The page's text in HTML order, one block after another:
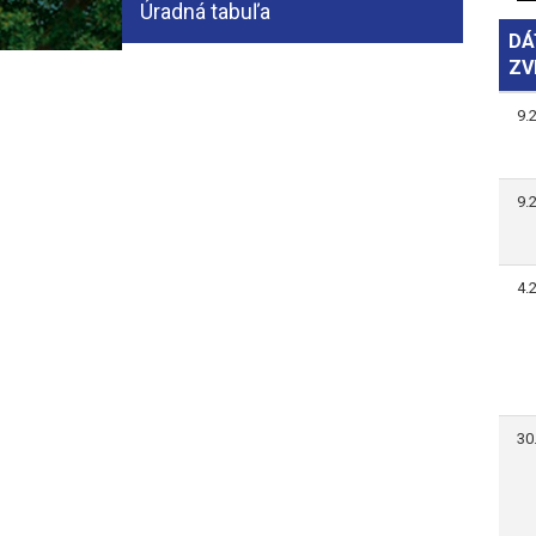
Úradná tabuľa